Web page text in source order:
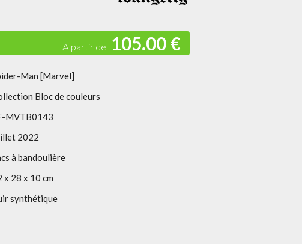
Man [Marvel]
Bloc de couleurs
MVTB0143
2022
à bandoulière
x 28 x 10 cm
synthétique
105.00 €